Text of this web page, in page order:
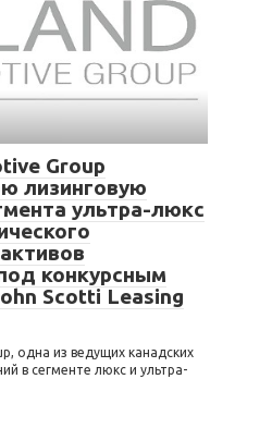
Group
лизинговую
ультра-люкс
конкурсным
Scotti Leasing
одна из ведущих канадских
в сегменте люкс и ультра-